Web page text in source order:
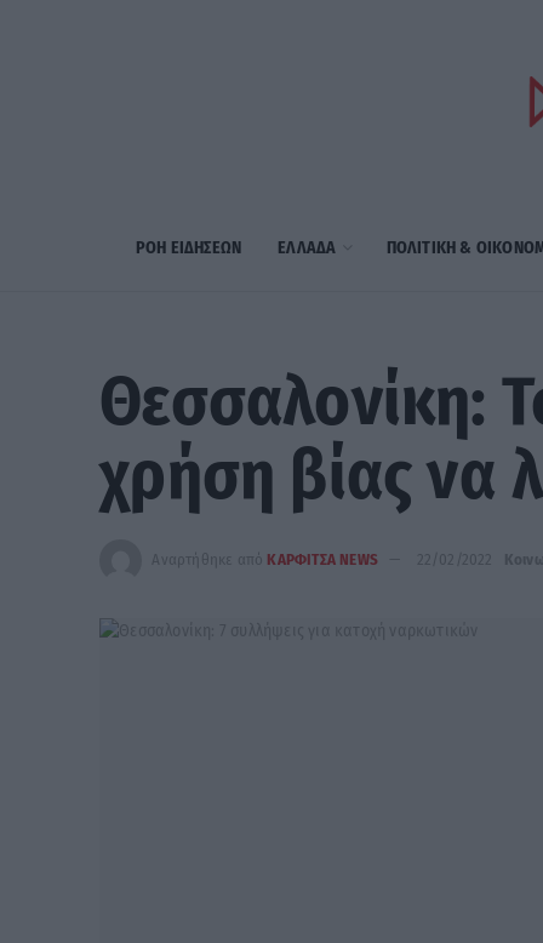
ΡΟΗ ΕΙΔΗΣΕΩΝ ΕΛΛΑΔΑ ΠΟΛΙΤΙΚΗ &
Θεσσαλονίκη:
χρήση βίας να
Αναρτήθηκε από ΚΑΡΦΙΤΣΑ NEWS 22/02/2022